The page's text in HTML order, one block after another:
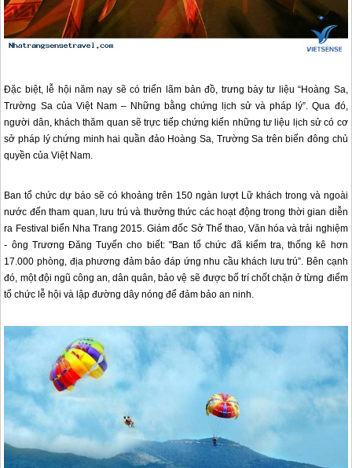
Đặc biệt, lễ hội năm nay sẽ có triển lãm bản đồ, trưng bày tư liệu “Hoàng Sa,
Trường Sa của Việt Nam – Những bằng chứng lịch sử và pháp lý”. Qua đó,
người dân, khách thăm quan sẽ trực tiếp chứng kiến những tư liệu lịch sử có cơ
sở pháp lý chứng minh hai quần đảo Hoàng Sa, Trường Sa trên biển đông chủ
quyền của Việt Nam.
Ban tổ chức dự báo sẽ có khoảng trên 150 ngàn lượt Lữ khách trong và ngoài
nước đến tham quan, lưu trú và thưởng thức các hoạt động trong thời gian diễn
ra Festival biển Nha Trang 2015. Giám đốc Sở Thể thao, Văn hóa và trải nghiệm
- ông Trương Đăng Tuyến cho biết: "Ban tổ chức đã kiểm tra, thống kê hơn
17.000 phòng, địa phương đảm bảo đáp ứng nhu cầu khách lưu trú”. Bên cạnh
đó, một đội ngũ công an, dân quân, bảo vệ sẽ được bố trí chốt chặn ở từng điểm
tổ chức lễ hội và lập đường dây nóng để đảm bảo an ninh.